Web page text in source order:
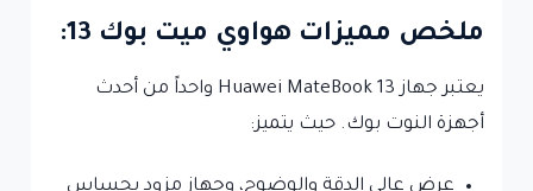
ملخص مميزات هواوي ميت بوك 13:
يعتبر جهاز Huawei MateBook 13 واحداً من أحدث
أجهزة النوت بوك. حيث يتميز:
عرض عالي الدقة والوضوح، وجهاز مزود بحساس